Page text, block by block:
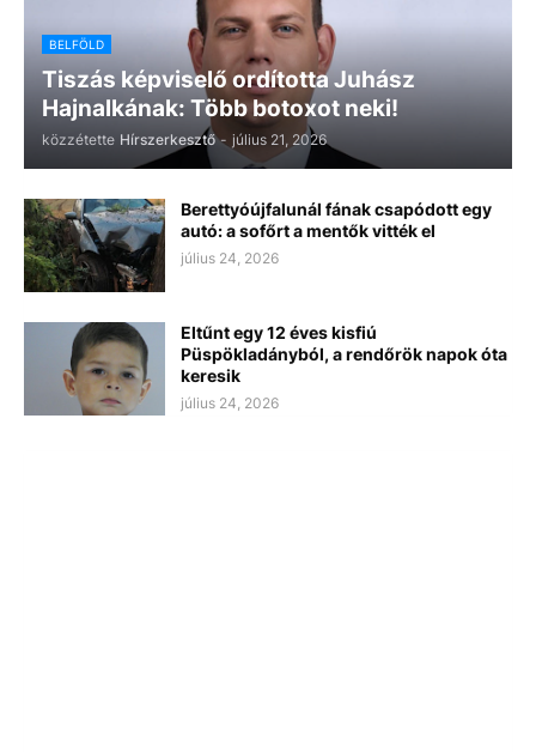
BELFÖLD
Tiszás képviselő ordította Juhász
Hajnalkának: Több botoxot neki!
közzétette Hírszerkesztő - július 21, 2026
Berettyóújfalunál fának csapódott egy
autó: a sofőrt a mentők vitték el
július 24, 2026
Eltűnt egy 12 éves kisfiú
Püspökladányból, a rendőrök napok óta
keresik
július 24, 2026